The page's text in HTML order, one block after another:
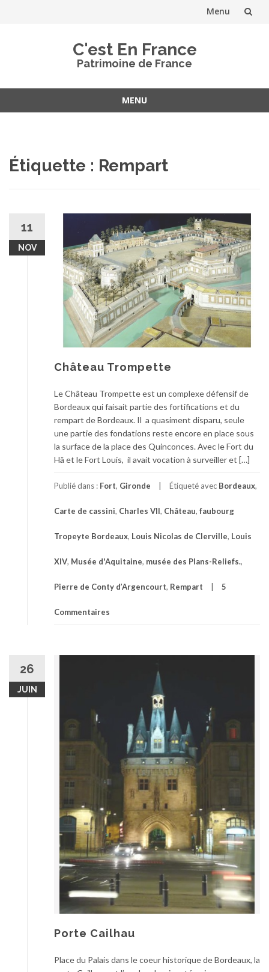
Menu
C'est En France
Patrimoine de France
MENU
Étiquette : Rempart
11
NOV
Château Trompette
Le Château Trompette est un complexe défensif de
Bordeaux qui faisait partie des fortifications et du
rempart de Bordeaux. Il a quasiment disparu, seule
une partie des fondations reste encore en place sous
la surface de la place des Quinconces. Avec le Fort du
Hâ et le Fort Louis, il avait vocation à surveiller et […]
Publié dans : Fort, Gironde Étiqueté avec Bordeaux,
Carte de cassini, Charles VII, Château, faubourg
Tropeyte Bordeaux, Louis Nicolas de Clerville, Louis
XIV, Musée d'Aquitaine, musée des Plans-Reliefs.,
Pierre de Conty d’Argencourt, Rempart 5
Commentaires
26
JUIN
Porte Cailhau
Place du Palais dans le coeur historique de Bordeaux, la